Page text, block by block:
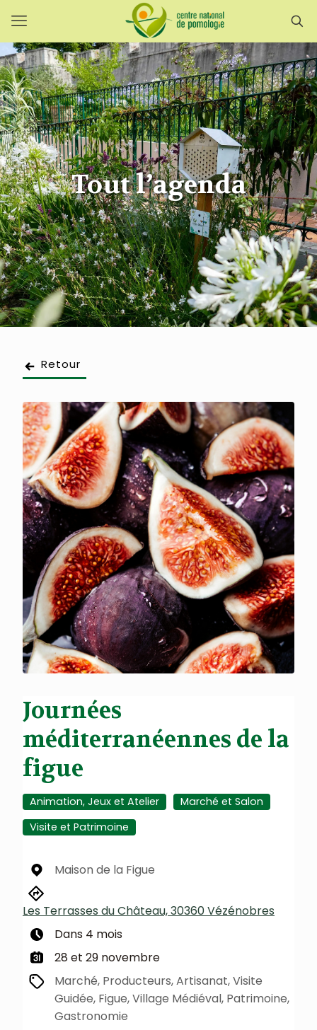
Tout l’agenda
Retour
Journées
méditerranéennes de la
figue
Animation, Jeux et Atelier
Marché et Salon
Visite et Patrimoine
Maison de la Figue
Les Terrasses du Château, 30360 Vézénobres
Dans 4 mois
28 et 29 novembre
Marché, Producteurs, Artisanat, Visite
Guidée, Figue, Village Médiéval, Patrimoine,
Gastronomie